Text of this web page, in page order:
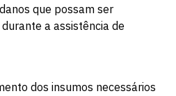
que possam ser
a assistência de
dos insumos necessários